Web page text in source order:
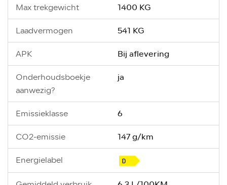
Max trekgewicht 1400 KG
Laadvermogen 541 KG
APK Bij aflevering
Onderhoudsboekje
aanwezig?
ja
Emissieklasse 6
CO2-emissie 147 g/km
Energielabel